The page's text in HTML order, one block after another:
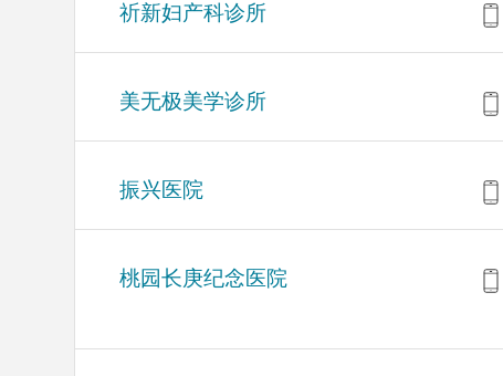
祈新妇产科诊所
美无极美学诊所
振兴医院
桃园长庚纪念医院